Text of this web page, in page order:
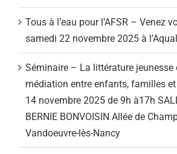
Tous à l’eau pour l’AFSR – Venez
samedi 22 novembre 2025 à
Séminaire – La littérature
médiation entre enfants, familles
14 novembre 2025 de 9h à17h
BERNIE BONVOISIN Allée de
Vandoeuvre-lès-Nancy